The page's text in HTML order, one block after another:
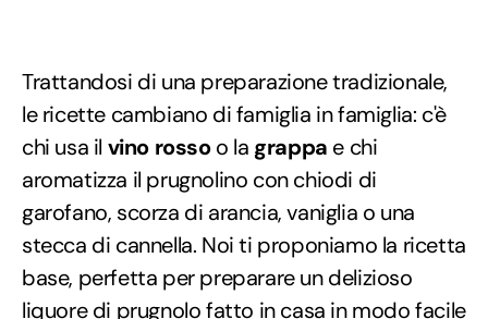
Trattandosi di una preparazione tradizionale,
le ricette cambiano di famiglia in famiglia: c'è
chi usa il vino rossoo la grappa e chi
aromatizza il prugnolino con chiodi di
garofano, scorza di arancia, vaniglia o una
stecca di cannella. Noi ti proponiamo la ricetta
base, perfetta per preparare un delizioso
liquore di prugnolo fatto in casa in modo facile